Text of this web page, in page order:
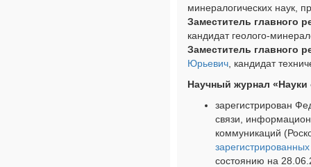
минералогических наук,
Заместитель главного
кандидат геолого-
Заместитель главного
Юрьевич , кандидат
Научный журнал
зарегистрирован
связи,
коммуникаций
состоянию на